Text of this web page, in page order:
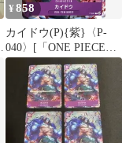
¥858
カイドウ(P){紫}〈P-
040〉[「ONE PIECE
CARD GAME 1st
ANNIVERSARY
COMPLETE GUIDE」
限定特典カード] プロ